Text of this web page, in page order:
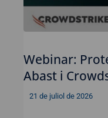
Webinar:
Abast i
21 de juliol de 2026